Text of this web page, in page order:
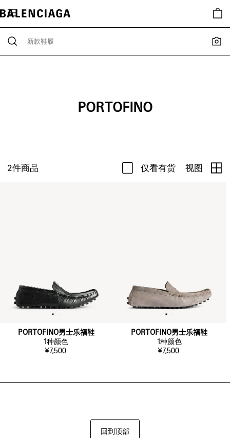
PORTOFINO
2件商品 仅看有货 视图
PORTOFINO男士乐福鞋
1种颜色
¥7,500
PORTOFINO男士乐福鞋
1种颜色
¥7,500
回到顶部